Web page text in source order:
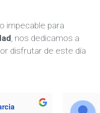
impecable para
, nos dedicamos a
disfrutar de este día